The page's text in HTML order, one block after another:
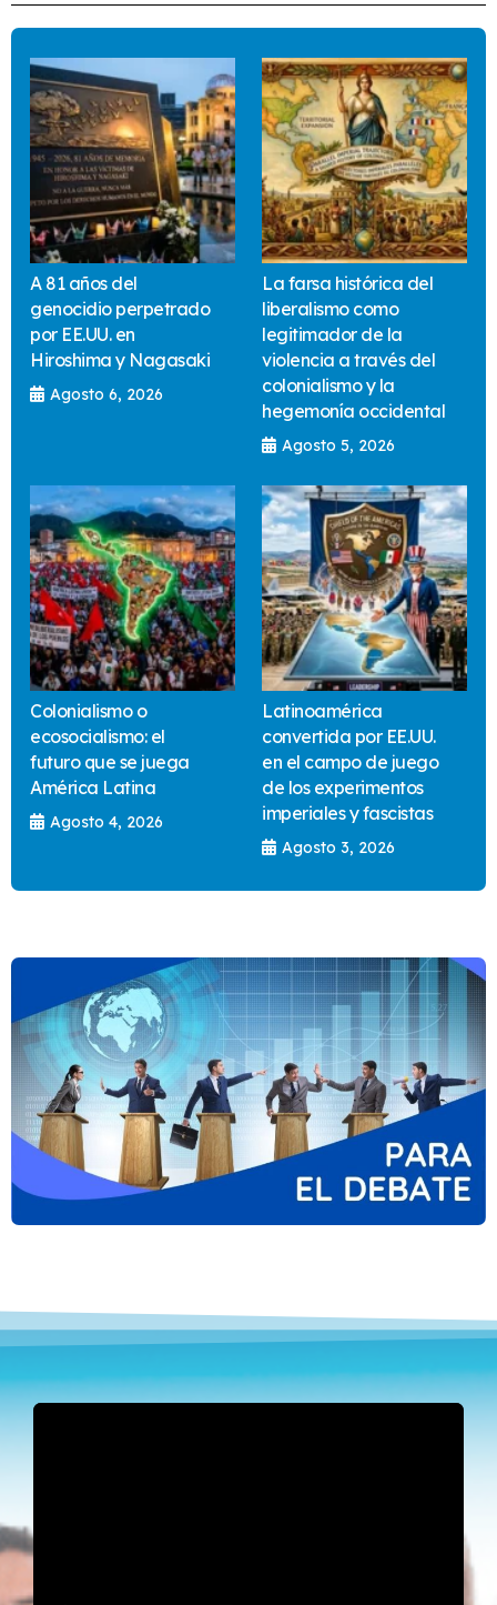
A 81 años del
genocidio perpetrado
por EE.UU. en
Hiroshima y Nagasaki
Agosto 6, 2026
La farsa histórica del
liberalismo como
legitimador de la
violencia a través del
colonialismo y la
hegemonía occidental
Agosto 5, 2026
Colonialismo o
ecosocialismo: el
futuro que se juega
América Latina
Agosto 4, 2026
Latinoamérica
convertida por EE.UU.
en el campo de juego
de los experimentos
imperiales y fascistas
Agosto 3, 2026